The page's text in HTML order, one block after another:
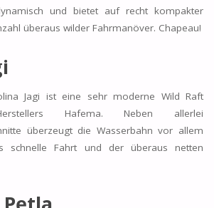
und bietet auf recht kompakter
überaus wilder Fahrmanöver. Chapeau!
Jagi ist eine sehr moderne Wild Raft
Hafema. Neben allerlei
überzeugt die Wasserbahn vor allem
schnelle Fahrt und der überaus netten